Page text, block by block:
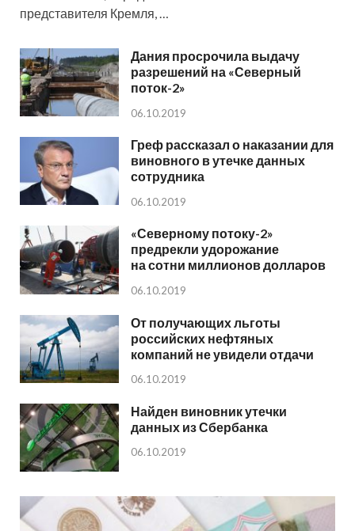
представителя Кремля, …
Дания просрочила выдачу
разрешений на «Северный
поток-2»
06.10.2019
Греф рассказал о наказании для
виновного в утечке данных
сотрудника
06.10.2019
«Северному потоку-2»
предрекли удорожание
на сотни миллионов долларов
06.10.2019
От получающих льготы
российских нефтяных
компаний не увидели отдачи
06.10.2019
Найден виновник утечки
данных из Сбербанка
06.10.2019